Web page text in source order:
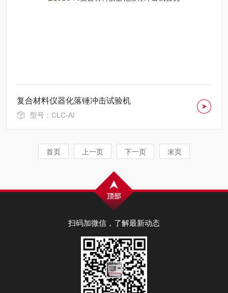
复合材料仪器化落锤冲击试验机
型号：CLC-AI
首页 上一页 下一页 末页
扫码加微信，了解最新动态